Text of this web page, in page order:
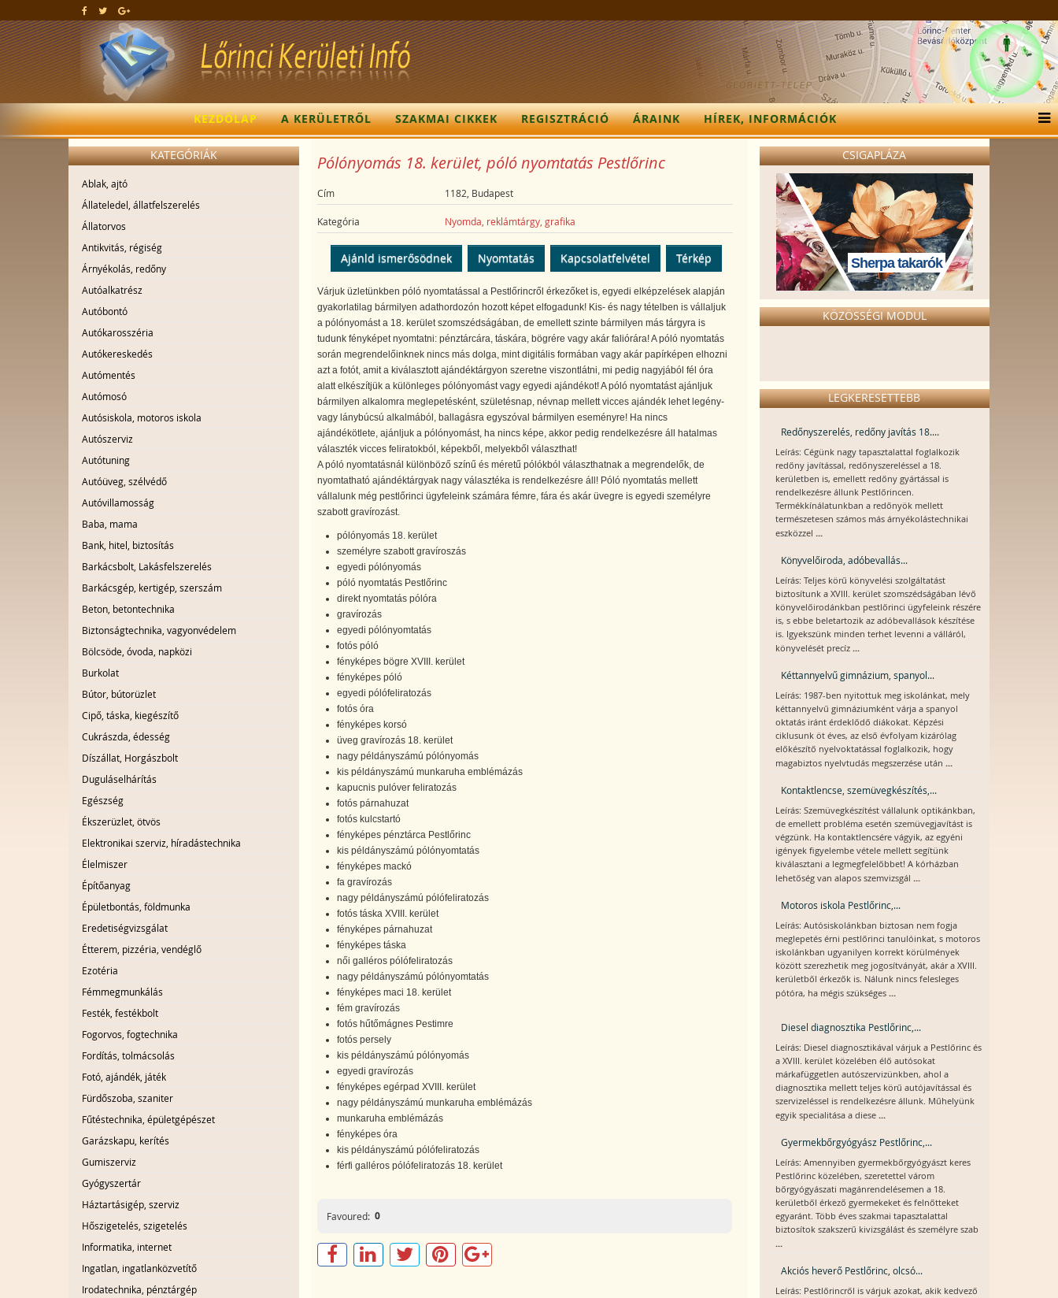
KEZDŐLAP A KERÜLETRŐL SZAKMAI CIKKEK REGISZTRÁCIÓ ÁRAINK HÍREK, INFORMÁCIÓK
KATEGÓRIÁK
Ablak, ajtó
Állateledel, állatfelszerelés
Állatorvos
Antikvitás, régiség
Árnyékolás, redőny
Autóalkatrész
Autóbontó
Autókarosszéria
Autókereskedés
Autómentés
Autómosó
Autósiskola, motoros iskola
Autószerviz
Autótuning
Autóüveg, szélvédő
Autóvillamosság
Baba, mama
Bank, hitel, biztosítás
Barkácsbolt, Lakásfelszerelés
Barkácsgép, kertigép, szerszám
Beton, betontechnika
Biztonságtechnika, vagyonvédelem
Bölcsöde, óvoda, napközi
Burkolat
Bútor, bútorüzlet
Cipő, táska, kiegészítő
Cukrászda, édesség
Díszállat, Horgászbolt
Duguláselhárítás
Egészség
Ékszerüzlet, ötvös
Elektronikai szerviz, híradástechnika
Élelmiszer
Építőanyag
Épületbontás, földmunka
Eredetiségvizsgálat
Étterem, pizzéria, vendéglő
Ezotéria
Fémmegmunkálás
Festék, festékbolt
Fogorvos, fogtechnika
Fordítás, tolmácsolás
Fotó, ajándék, játék
Fürdőszoba, szaniter
Fűtéstechnika, épületgépészet
Garázskapu, kerítés
Gumiszerviz
Gyógyszertár
Háztartásigép, szerviz
Hőszigetelés, szigetelés
Informatika, internet
Ingatlan, ingatlanközvetítő
Irodatechnika, pénztárgép
Pólónyomás 18. kerület, póló nyomtatás Pestlőrinc
Cím 1182, Budapest
Kategória Nyomda, reklámtárgy, grafika
Ajánld ismerősödnek Nyomtatás Kapcsolatfelvétel Térkép
Várjuk üzletünkben póló nyomtatással a Pestlőrincről érkezőket is, egyedi elképzelések alapján
gyakorlatilag bármilyen adathordozón hozott képet elfogadunk! Kis- és nagy tételben is vállaljuk
a pólónyomást a 18. kerület szomszédságában, de emellett szinte bármilyen más tárgyra is
tudunk fényképet nyomtatni: pénztárcára, táskára, bögrére vagy akár faliórára! A póló nyomtatás
során megrendelőinknek nincs más dolga, mint digitális formában vagy akár papírképen elhozni
azt a fotót, amit a kiválasztott ajándéktárgyon szeretne viszontlátni, mi pedig nagyjából fél óra
alatt elkészítjük a különleges pólónyomást vagy egyedi ajándékot! A póló nyomtatást ajánljuk
bármilyen alkalomra meglepetésként, születésnap, névnap mellett vicces ajándék lehet legény-
vagy lánybúcsú alkalmából, ballagásra egyszóval bármilyen eseményre! Ha nincs
ajándékötlete, ajánljuk a pólónyomást, ha nincs képe, akkor pedig rendelkezésre áll hatalmas
választék vicces feliratokból, képekből, melyekből választhat!
A póló nyomtatásnál különböző színű és méretű pólókból választhatnak a megrendelők, de
nyomtatható ajándéktárgyak nagy választéka is rendelkezésre áll! Póló nyomtatás mellett
vállalunk még pestlőrinci ügyfeleink számára fémre, fára és akár üvegre is egyedi személyre
szabott gravírozást.
pólónyomás 18. kerület
személyre szabott gravíroszás
egyedi pólónyomás
póló nyomtatás Pestlőrinc
direkt nyomtatás pólóra
gravírozás
egyedi pólónyomtatás
fotós póló
fényképes bögre XVIII. kerület
fényképes póló
egyedi pólófeliratozás
fotós óra
fényképes korsó
üveg gravírozás 18. kerület
nagy példányszámú pólónyomás
kis példányszámú munkaruha emblémázás
kapucnis pulóver feliratozás
fotós párnahuzat
fotós kulcstartó
fényképes pénztárca Pestlőrinc
kis példányszámú pólónyomtatás
fényképes mackó
fa gravírozás
nagy példányszámú pólófeliratozás
fotós táska XVIII. kerület
fényképes párnahuzat
fényképes táska
női galléros pólófeliratozás
nagy példányszámú pólónyomtatás
fényképes maci 18. kerület
fém gravírozás
fotós hűtőmágnes Pestimre
fotós persely
kis példányszámú pólónyomás
egyedi gravírozás
fényképes egérpad XVIII. kerület
nagy példányszámú munkaruha emblémázás
munkaruha emblémázás
fényképes óra
kis példányszámú pólófeliratozás
férfi galléros pólófeliratozás 18. kerület
Favoured: 0
CSIGAPLÁZA
Sherpa takarók
KÖZÖSSÉGI MODUL
LEGKERESETTEBB
Redőnyszerelés, redőny javítás 18....
Leírás: Cégünk nagy tapasztalattal foglalkozik
redőny javítással, redőnyszereléssel a 18.
kerületben is, emellett redőny gyártással is
rendelkezésre állunk Pestlőrincen.
Termékkínálatunkban a redőnyök mellett
természetesen számos más árnyékolástechnikai
eszközzel ...
Könyvelőiroda, adóbevallás...
Leírás: Teljes körű könyvelési szolgáltatást
biztosítunk a XVIII. kerület szomszédságában lévő
könyvelőirodánkban pestlőrinci ügyfeleink részére
is, s ebbe beletartozik az adóbevallások készítése
is. Igyekszünk minden terhet levenni a válláról,
könyvelését precíz ...
Kéttannyelvű gimnázium, spanyol...
Leírás: 1987-ben nyitottuk meg iskolánkat, mely
kéttannyelvű gimnáziumként várja a spanyol
oktatás iránt érdeklődő diákokat. Képzési
ciklusunk öt éves, az első évfolyam kizárólag
előkészítő nyelvoktatással foglalkozik, hogy
magabiztos nyelvtudás megszerzése után ...
Kontaktlencse, szemüvegkészítés,...
Leírás: Szemüvegkészítést vállalunk optikánkban,
de emellett probléma esetén szemüvegjavítást is
végzünk. Ha kontaktlencsére vágyik, az egyéni
igények figyelembe vétele mellett segítünk
kiválasztani a legmegfelelőbbet! A kórházban
lehetőség van alapos szemvizsgál ...
Motoros iskola Pestlőrinc,...
Leírás: Autósiskolánkban biztosan nem fogja
meglepetés érni pestlőrinci tanulóinkat, s motoros
iskolánkban ugyanilyen korrekt körülmények
között szerezhetik meg jogosítványát, akár a XVIII.
kerületből érkezők is. Nálunk nincs felesleges
pótóra, ha mégis szükséges ...
Diesel diagnosztika Pestlőrinc,...
Leírás: Diesel diagnosztikával várjuk a Pestlőrinc és
a XVIII. kerület közelében élő autósokat
márkafüggetlen autószervizünkben, ahol a
diagnosztika mellett teljes körű autójavítással és
szervizeléssel is rendelkezésre állunk. Műhelyünk
egyik specialitása a diese ...
Gyermekbőrgyógyász Pestlőrinc,...
Leírás: Amennyiben gyermekbőrgyógyászt keres
Pestlőrinc közelében, szeretettel várom
bőrgyógyászati magánrendelésemen a 18.
kerületből érkező gyermekeket és felnőtteket
egyaránt. Több éves szakmai tapasztalattal
biztosítok szakszerű kivizsgálást és személyre szab
...
Akciós heverő Pestlőrinc, olcsó...
Leírás: Pestlőrincről is várjuk azokat, akik kedvező